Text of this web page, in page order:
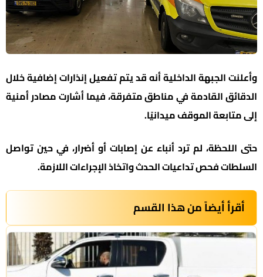
وأعلنت الجبهة الداخلية أنه قد يتم تفعيل إنذارات إضافية خلال
الدقائق القادمة في مناطق متفرقة، فيما أشارت مصادر أمنية
إلى متابعة الموقف ميدانيًا.
حتى اللحظة، لم ترد أنباء عن إصابات أو أضرار، في حين تواصل
السلطات فحص تداعيات الحدث واتخاذ الإجراءات اللازمة.
أقرأ أيضاً من هذا القسم